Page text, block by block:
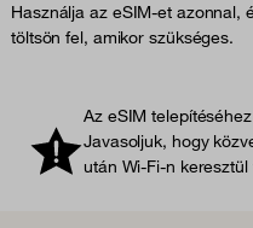
Használja az eSIM-et azonnal,
töltsön fel, amikor szükséges.
Az eSIM
Javasoljuk, hogy
után Wi-Fi-n keresztül